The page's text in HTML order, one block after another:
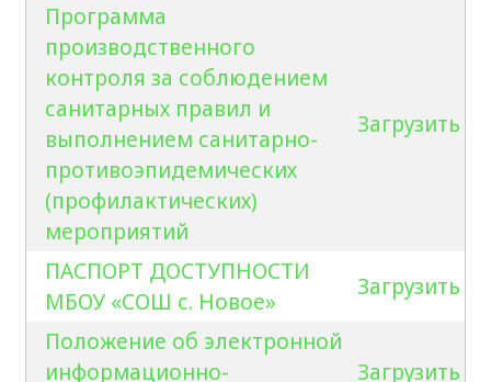
Программа
производственного
контроля за соблюдением
санитарных правил и
выполнением санитарно-
противоэпидемических
(профилактических)
мероприятий
Загрузить
ПАСПОРТ ДОСТУПНОСТИ
МБОУ «СОШ с. Новое»
Загрузить
Положение об электронной
информационно-
Загрузить